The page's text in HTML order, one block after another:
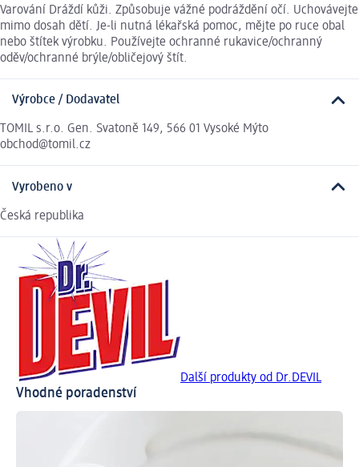
Varování Dráždí kůži. Způsobuje vážné podráždění očí. Uchovávejte
mimo dosah dětí. Je-li nutná lékařská pomoc, mějte po ruce obal
nebo štítek výrobku. Používejte ochranné rukavice/ochranný
oděv/ochranné brýle/obličejový štít.
Výrobce / Dodavatel
TOMIL s.r.o. Gen. Svatoně 149, 566 01 Vysoké Mýto
obchod@tomil.cz
Vyrobeno v
Česká republika
Další produkty od Dr.DEVIL
Vhodné poradenství